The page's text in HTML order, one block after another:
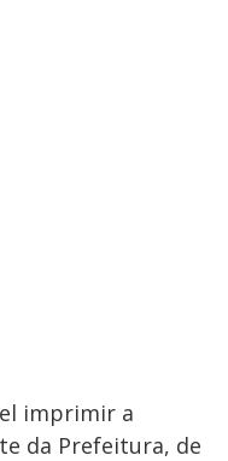
imprimir a
da Prefeitura, de